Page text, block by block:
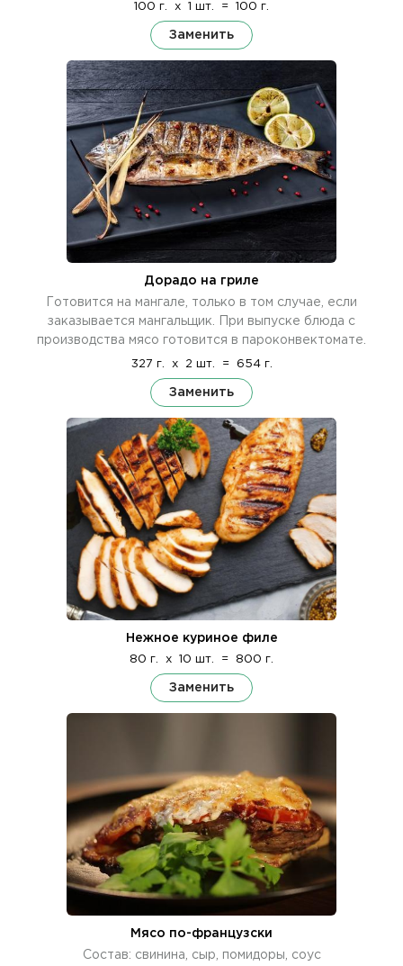
100 г. x 1 шт. = 100 г.
Заменить
Дорадо на гриле
Готовится на мангале, только в том случае, если
заказывается мангальщик. При выпуске блюда с
производства мясо готовится в пароконвектомате.
327 г. x 2 шт. = 654 г.
Заменить
Нежное куриное филе
80 г. x 10 шт. = 800 г.
Заменить
Мясо по-французски
Состав: свинина, сыр, помидоры, соус